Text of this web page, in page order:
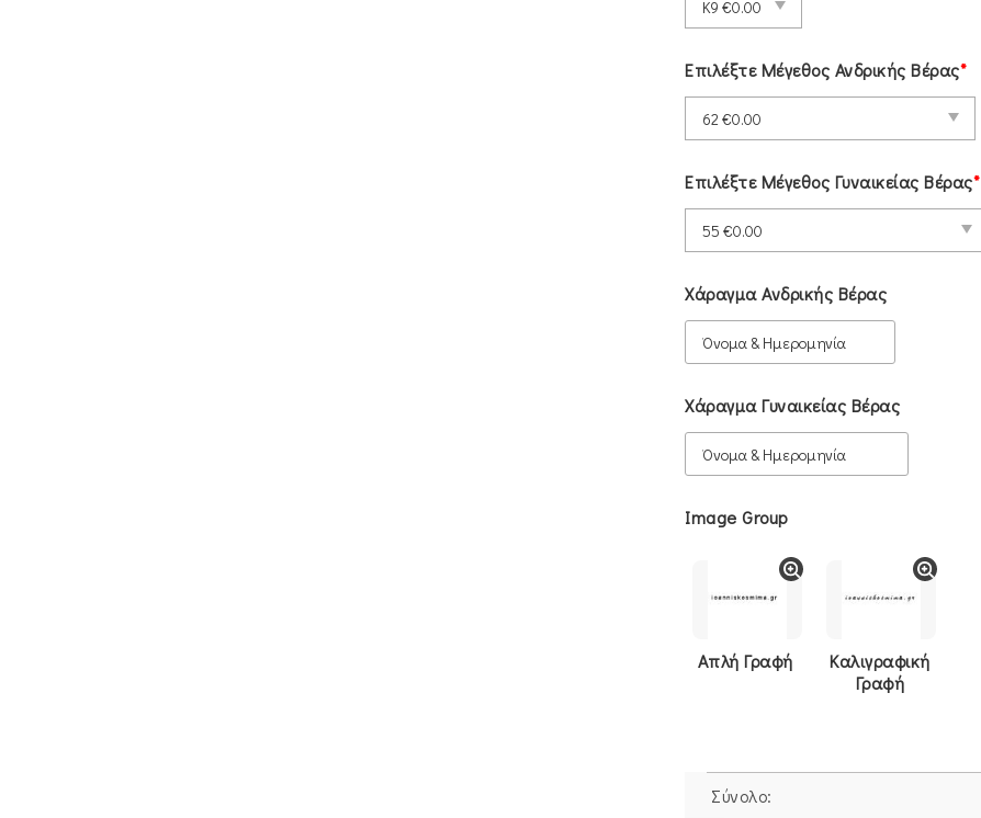
Επιλέξτε Μέγεθος Ανδρικής Βέρας*
Επιλέξτε Μέγεθος Γυναικείας Βέρας*
Χάραγμα Ανδρικής Βέρας
Χάραγμα Γυναικείας Βέρας
Image Group
Απλή Γραφή
Καλιγραφική
Γραφή
Σύνολο: